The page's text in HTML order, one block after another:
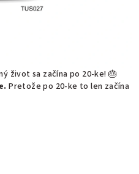
život sa začína po 20-ke! 🎂
Pretože po 20-ke to len začína